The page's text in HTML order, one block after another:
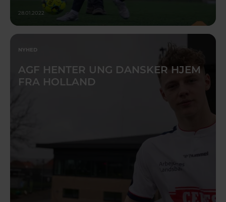
28.01.2022
NYHED
AGF HENTER UNG DANSKER HJEM
FRA HOLLAND